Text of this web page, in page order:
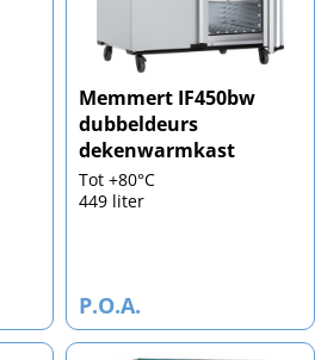
Memmert IF450bw
dubbeldeurs
dekenwarmkast
Tot +80°C
449 liter
P.O.A.